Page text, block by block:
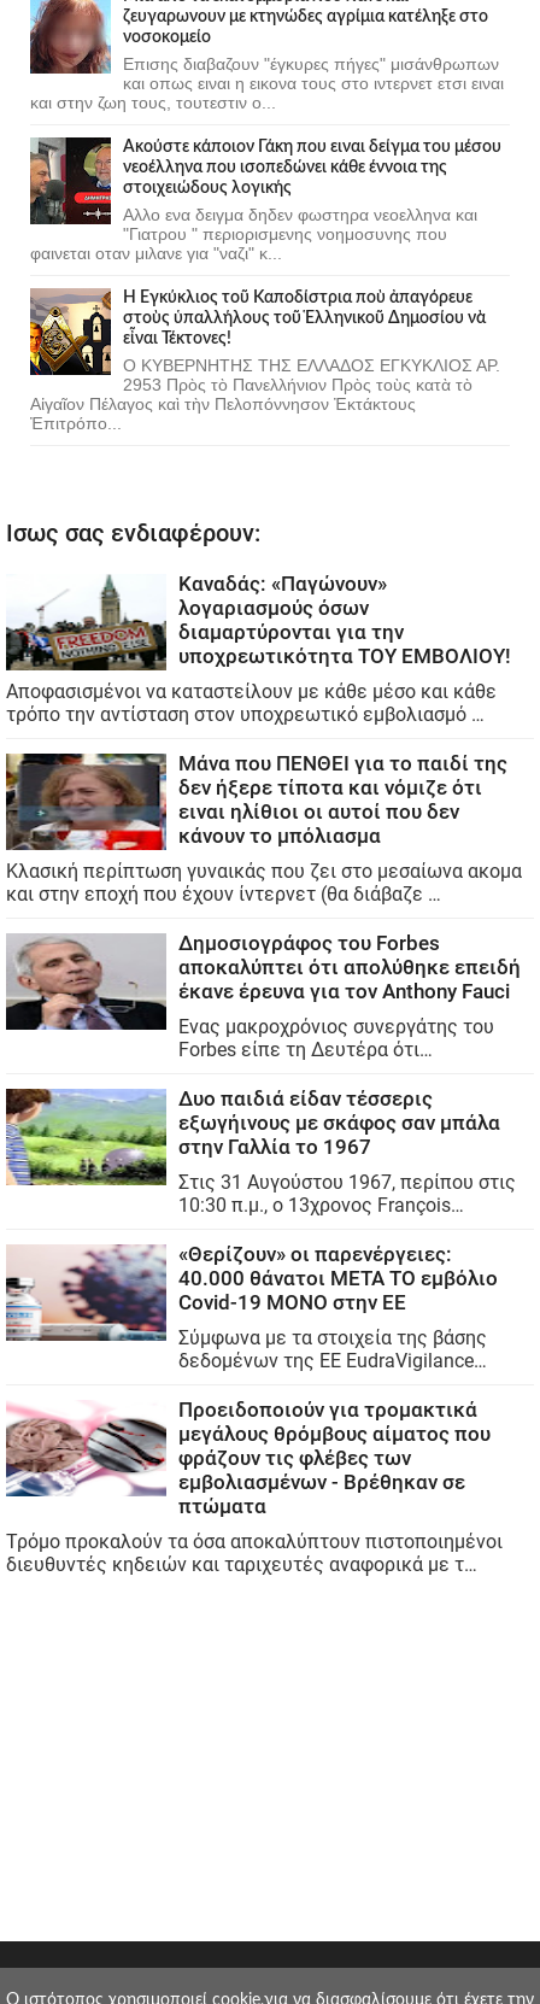
ζευγαρωνουν με κτηνώδες αγρίμια κατέληξε στο
νοσοκομείο
Επισης διαβαζουν "έγκυρες πήγες" μισάνθρωπων
και οπως ειναι η εικονα τους στο ιντερνετ ετσι ειναι
και στην ζωη τους, τουτεστιν ο...
Ακούστε κάποιον Γάκη που ειναι δείγμα του μέσου
νεοέλληνα που ισοπεδώνει κάθε έννοια της
στοιχειώδους λογικής
Αλλο ενα δειγμα δηδεν φωστηρα νεοελληνα και
"Γιατρου " περιορισμενης νοημοσυνης που
φαινεται οταν μιλανε για "ναζι" κ...
Ἡ Ἐγκύκλιος τοῦ Καποδίστρια ποὺ ἀπαγόρευε
στοὺς ὑπαλλήλους τοῦ Ἑλληνικοῦ Δημοσίου νὰ
εἶναι Τέκτονες!
Ο ΚΥΒΕΡΝΗΤΗΣ ΤΗΣ ΕΛΛΑΔΟΣ ΕΓΚΥΚΛΙΟΣ ΑΡ.
2953 Πρὸς τὸ Πανελλήνιον Πρὸς τοὺς κατὰ τὸ
Αἰγαῖον Πέλαγος καὶ τὴν Πελοπόννησον Ἐκτάκτους
Ἐπιτρόπο...
O ιστότοπος χρησιμοποιεί cookie,για να διασφαλίσουμε ότι έχετε την